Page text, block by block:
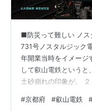
■防災って難しい ノ
731号ノスタルジック
年開業当時をイメージ
して叡山電鉄というと
土砂崩れの印象が。
１８年の台風２１号災
#京都府 #叡山電鉄